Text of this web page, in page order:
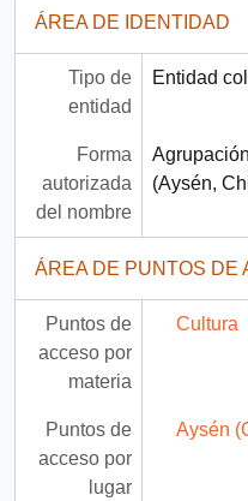
ÁREA DE IDENTIDAD
Tipo de
entidad
Entidad
Forma
autorizada
del nombre
(Aysén,
ÁREA DE PUNTOS DE
Puntos de
acceso por
materia
Cultura
Puntos de
acceso por
lugar
Aysén